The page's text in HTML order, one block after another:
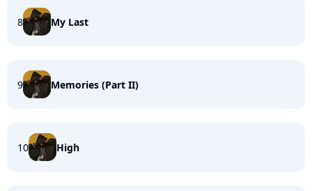
8 My Last
9 Memories (Part II)
10 High